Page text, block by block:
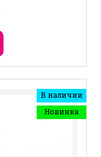
В наличии
Новинка